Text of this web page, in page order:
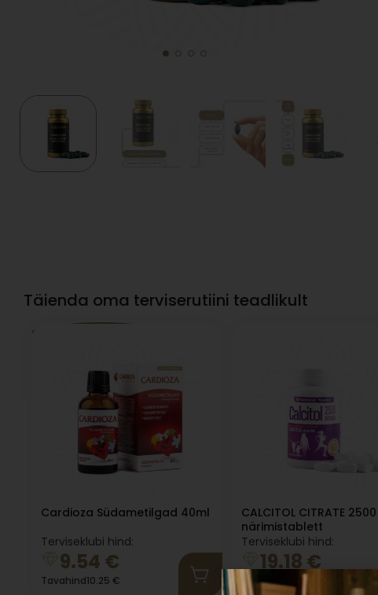
Täienda oma terviserutiini teadlikult
Cardioza Südametilgad 40ml
Terviseklubi hind:
9.54 €
Tavahind10.25 €
CALCITOL CITRATE
närimistablett
Terviseklubi hind:
19.18 €
Tavahind